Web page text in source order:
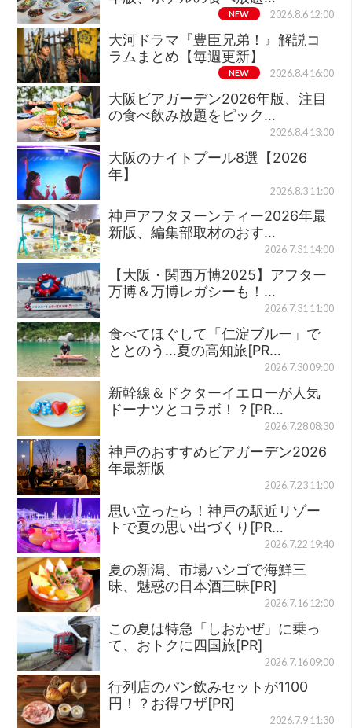
NEW 2026.8.6 12:00
大河ドラマ『豊臣兄弟！』解説コ
ラムまとめ【毎週更新】
NEW 2026.8.4 16:00
大阪ビアガーデン2026年版、注目
の食べ飲み放題をピック…
2026.8.4 13:00
大阪のナイトプール8選【2026
年】
2026.8.3 11:00
神戸アフタヌーンティー2026年最
新版、編集部取材のおす…
2026.7.31 14:00
【大阪・関西万博2025】アフター
万博＆万博レガシーも！…
2026.7.31 11:00
食べてほぐして「仁淀ブルー」で
ととのう…夏の高知旅[PR…
2026.7.30 09:00
新幹線＆ドクターイエローが人気
ドーナツとコラボ！？[PR…
2026.7.28 08:30
神戸のおすすめビアガーデン2026
年最新版
2026.7.23 11:00
思い立ったら！神戸の駅近リゾー
トで夏の思い出づくり[PR…
2026.7.22 19:40
夏の新潟、市場ハシゴで海鮮三
昧、魅惑の日本酒三昧[PR]
2026.7.16 12:00
この夏は特急「しおかぜ」に乗っ
て、おトクに四国旅[PR]
2026.7.16 09:00
行列店のパン飲みセットが1100
円！？お得ワザ[PR]
2026.7.9 11:30